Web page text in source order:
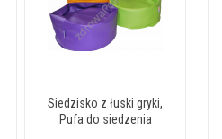
Siedzisko z łuski gryki,
Pufa do siedzenia